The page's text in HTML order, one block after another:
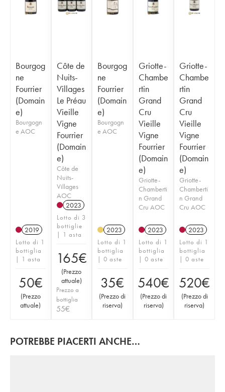
Bourgog
ne
Fourrier
(Domain
e)
Bourgogn
e AOC
2019
Lotto di 1
bottiglia
| 1 asta
50€
(Prezzo
attuale)
Côte de
Nuits-
Villages
Le Préau
Vieille
Vigne
Fourrier
(Domain
e)
Côte de
Nuits-
Villages
AOC
2023
Lotto di 3
bottiglie
| 1 asta
165€
(Prezzo
attuale)
Prezzo a
bottiglia
55€
Bourgog
ne
Fourrier
(Domain
e)
Bourgogn
e AOC
2023
Lotto di 1
bottiglia
| 0 aste
35€
(Prezzo di
riserva)
Griotte-
Chambe
rtin
Grand
Cru
Vieille
Vigne
Fourrier
(Domain
e)
Griotte-
Chamberti
n Grand
Cru AOC
2023
Lotto di 1
bottiglia
| 0 aste
540€
(Prezzo di
riserva)
Griotte-
Chambe
rtin
Grand
Cru
Vieille
Vigne
Fourrier
(Domain
e)
Griotte-
Chamberti
n Grand
Cru AOC
2023
Lotto di 1
bottiglia
| 0 aste
520€
(Prezzo di
riserva)
POTREBBE PIACERTI ANCHE…